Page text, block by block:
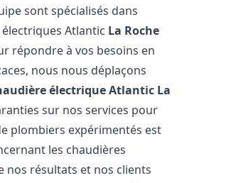
sont spécialisés dans
Atlantic La Roche
répondre à vos besoins en
nous nous déplaçons
électrique Atlantic La
sur nos services pour
plombiers expérimentés est
les chaudières
nos résultats et nos clients